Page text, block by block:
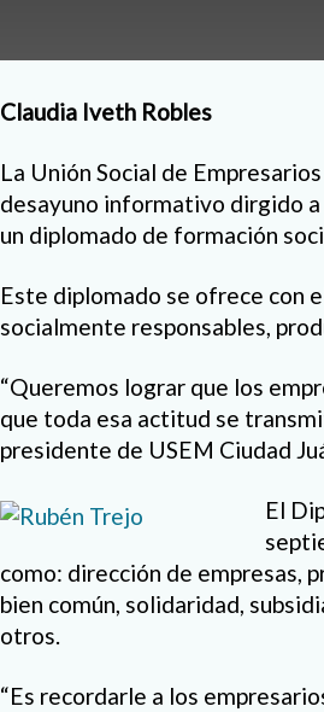
Claudia Iveth Robles
La Unión Social de
desayuno informativo dirgido
un diplomado de formación
Este diplomado se ofrece con
socialmente responsables,
“Queremos lograr que los
que toda esa actitud se
presidente de USEM Ciudad
El
como: dirección de empresas,
bien común, solidaridad,
otros.
“Es recordarle a los